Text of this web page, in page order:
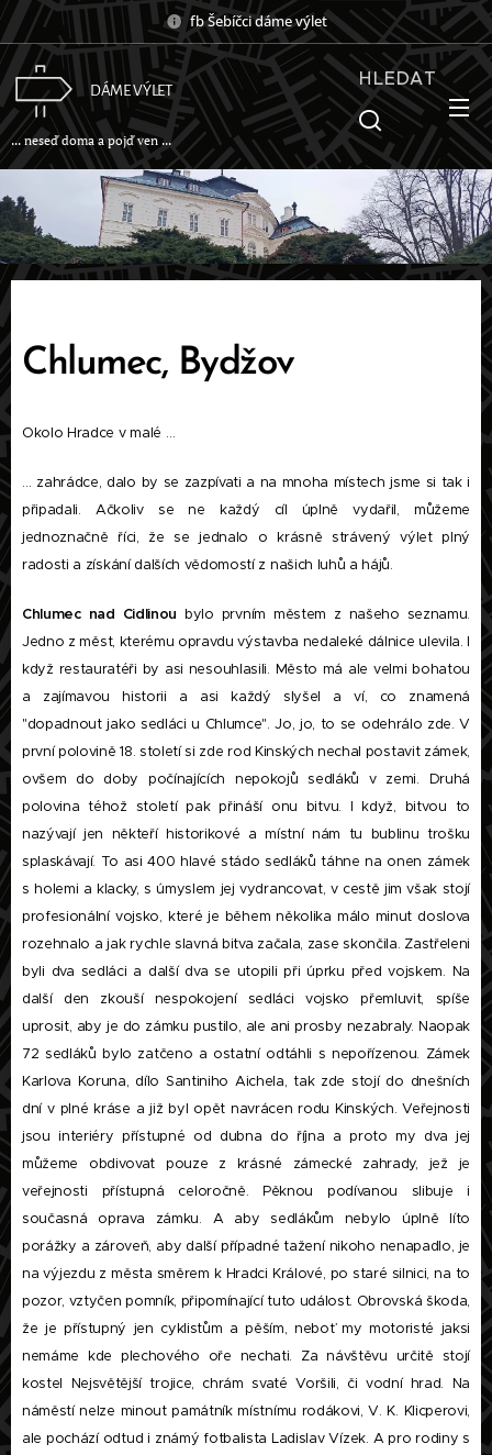
fb Šebíčci dáme výlet
DÁME VÝLET
... neseď doma a pojď ven ...
HLEDAT
Chlumec, Bydžov
Okolo Hradce v malé …
… zahrádce, dalo by se zazpívati a na mnoha místech jsme si tak i
připadali. Ačkoliv se ne každý cíl úplně vydařil, můžeme
jednoznačně říci, že se jednalo o krásně strávený výlet plný
radosti a získání dalších vědomostí z našich luhů a hájů.
Chlumec nad Cidlinou bylo prvním městem z našeho seznamu.
Jedno z měst, kterému opravdu výstavba nedaleké dálnice ulevila. I
když restauratéři by asi nesouhlasili. Město má ale velmi bohatou
a zajímavou historii a asi každý slyšel a ví, co znamená
"dopadnout jako sedláci u Chlumce". Jo, jo, to se odehrálo zde. V
první polovině 18. století si zde rod Kinských nechal postavit zámek,
ovšem do doby počínajících nepokojů sedláků v zemi. Druhá
polovina téhož století pak přináší onu bitvu. I když, bitvou to
nazývají jen někteří historikové a místní nám tu bublinu trošku
splaskávají. To asi 400 hlavé stádo sedláků táhne na onen zámek
s holemi a klacky, s úmyslem jej vydrancovat, v cestě jim však stojí
profesionální vojsko, které je během několika málo minut doslova
rozehnalo a jak rychle slavná bitva začala, zase skončila. Zastřeleni
byli dva sedláci a další dva se utopili při úprku před vojskem. Na
další den zkouší nespokojení sedláci vojsko přemluvit, spíše
uprosit, aby je do zámku pustilo, ale ani prosby nezabraly. Naopak
72 sedláků bylo zatčeno a ostatní odtáhli s nepořízenou. Zámek
Karlova Koruna, dílo Santiniho Aichela, tak zde stojí do dnešních
dní v plné kráse a již byl opět navrácen rodu Kinských. Veřejnosti
jsou interiéry přístupné od dubna do října a proto my dva jej
můžeme obdivovat pouze z krásné zámecké zahrady, jež je
veřejnosti přístupná celoročně. Pěknou podívanou slibuje i
současná oprava zámku. A aby sedlákům nebylo úplně líto
porážky a zároveň, aby další případné tažení nikoho nenapadlo, je
na výjezdu z města směrem k Hradci Králové, po staré silnici, na to
pozor, vztyčen pomník, připomínající tuto událost. Obrovská škoda,
že je přístupný jen cyklistům a pěším, neboť my motoristé jaksi
nemáme kde plechového oře nechati. Za návštěvu určitě stojí
kostel Nejsvětější trojice, chrám svaté Voršili, či vodní hrad. Na
náměstí nelze minout památník místnímu rodákovi, V. K. Klicperovi,
ale pochází odtud i známý fotbalista Ladislav Vízek. A pro rodiny s